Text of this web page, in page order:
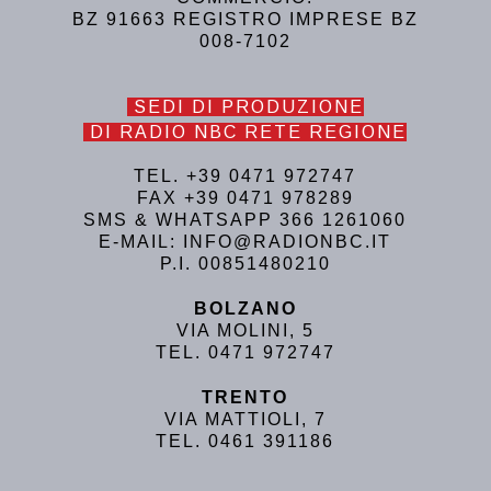
BZ 91663 REGISTRO IMPRESE BZ
008-7102
SEDI DI PRODUZIONE
DI RADIO NBC RETE REGIONE
TEL. +39 0471 972747
FAX +39 0471 978289
SMS & WHATSAPP 366 1261060
E-MAIL: INFO@RADIONBC.IT
P.I. 00851480210
BOLZANO
VIA MOLINI, 5
TEL. 0471 972747
TRENTO
VIA MATTIOLI, 7
TEL. 0461 391186